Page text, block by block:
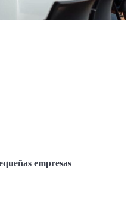
empresas